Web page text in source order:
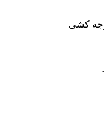
کشی